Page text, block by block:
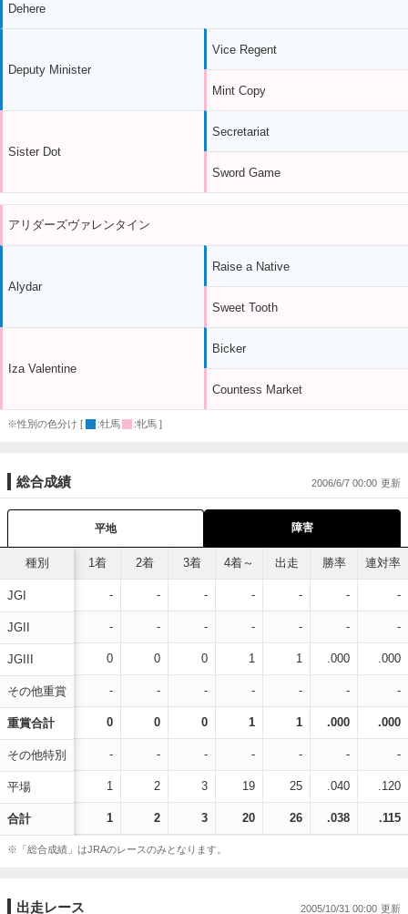
Dehere
Deputy Minister
Sister Dot
Vice Regent
Mint Copy
Secretariat
Sword Game
アリダーズヴァレンタイン
Alydar
Iza Valentine
Raise a Native
Sweet Tooth
Bicker
Countess Market
※性別の色分け [ :牡馬 :牝馬 ]
総合成績 2006/6/7 00:00
平地 障害
種別
JGI
JGII
JGIII
その他重賞
重賞合計
その他特別
平場
合計
1着 2着 3着 4着～ 出走 勝率 連対率
- - - - - - -
- - - - - - -
0 0 0 1 1 .000 .000
- - - - - - -
0 0 0 1 1 .000 .000
- - - - - - -
1 2 3 19 25 .040 .120
1 2 3 20 26 .038 .115
※「総合成績」はJRAのレースのみとなります。
出走レース 2005/10/31 00:00